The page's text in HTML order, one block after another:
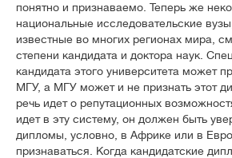
понятно и признаваемо. Теперь же
национальные исследовательские
известные во многих регионах мира,
степени кандидата и доктора наук.
кандидата этого университета может
МГУ, а МГУ может и не признать этот
речь идет о репутационных
идет в эту систему, он должен быть
дипломы, условно, в Африке или в
признаваться. Когда кандидатские